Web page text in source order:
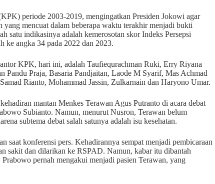
periode 2003-2019, mengingatkan Presiden Jokowi agar
mencuat dalam beberapa waktu terakhir menjadi bukti
satu indikasinya adalah kemerosotan skor Indeks Persepsi
ke angka 34 pada 2022 dan 2023.
KPK, hari ini, adalah Taufiequrachman Ruki, Erry Riyana
Praja, Basaria Pandjaitan, Laode M Syarif, Mas Achmad
Rianto, Mohammad Jassin, Zulkarnain dan Haryono Umar.
mantan Menkes Terawan Agus Putranto di acara debat
Subianto. Namun, menurut Nusron, Terawan belum
subtema debat salah satunya adalah isu kesehatan.
saat konferensi pers. Kehadirannya sempat menjadi pembicaraan
sakit dan dilarikan ke RSPAD. Namun, kabar itu dibantah
pernah mengakui menjadi pasien Terawan, yang